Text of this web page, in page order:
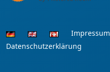
Impressum
Datenschutzerklärung